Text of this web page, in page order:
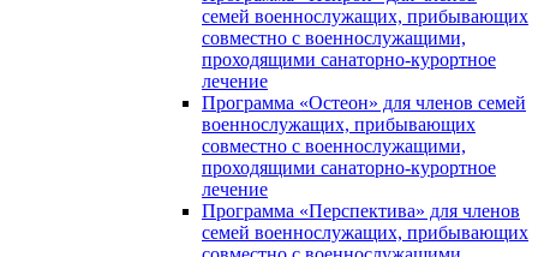
семей военнослужащих, прибывающих
совместно с военнослужащими,
проходящими санаторно-курортное
лечение
Программа «Остеон» для членов семей
военнослужащих, прибывающих
совместно с военнослужащими,
проходящими санаторно-курортное
лечение
Программа «Перспектива» для членов
семей военнослужащих, прибывающих